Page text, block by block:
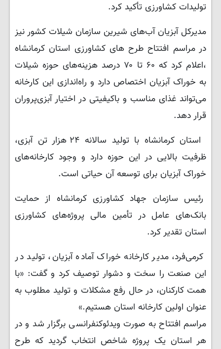
تولیدات کشاورزی تأکید کرد.
مدیرکل آبزیان آب‌های شیرین سازمان شیلات کشور نیز
در مراسم افتتاح طرح های کشاورزی استان کرمانشاه
،اعلام کرد که ۶۰ تا ۷۰ درصد هزینه‌های حوزه شیلات
به خوراک آبزیان اختصاص دارد و راه‌اندازی این کارخانه
می‌تواند غذای مناسب و باکیفیتی در اختیار آبزی‌پروران
قرار دهد.
استان کرمانشاه با تولید سالانه ۲۴ هزار تن آبزی،
ظرفیت بالایی در این حوزه دارد و وجود کارخانه‌های
خوراک آبزیان برای توسعه آن حیاتی است.
رئیس سازمان جهاد کشاورزی کرمانشاه از حمایت
بانک‌های عامل در تأمین مالی پروژه‌های کشاورزی
استان تقدیر کرد.
کرمی‌فرد، مدیر کارخانه خوراک آماده آبزیان، تولید در
این صنعت را سخت و دشوار توصیف کرد و گفت: «با
همت کارکنان، در حال رفع مشکلات و تولید مطلوب به
عنوان اولین کارخانه استان هستیم.»
مراسم افتتاح به صورت ویدئوکنفرانسی برگزار شد و در
هر استان یک پروژه شاخص انتخاب گردید که طرح